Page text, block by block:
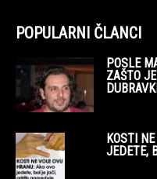
POPULARNI ČLANCI
POSLE
ZAŠTO
KOSTI
JEDETE,